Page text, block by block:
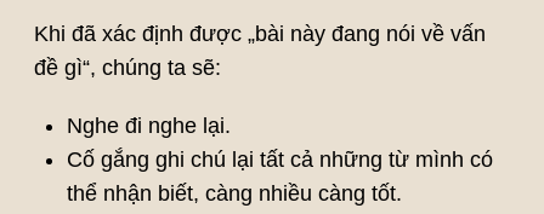
Khi đã xác định được „bài này đang nói về vấn
đề gì“, chúng ta sẽ:
Nghe đi nghe lại.
Cố gắng ghi chú lại tất cả những từ mình có
thể nhận biết, càng nhiều càng tốt.